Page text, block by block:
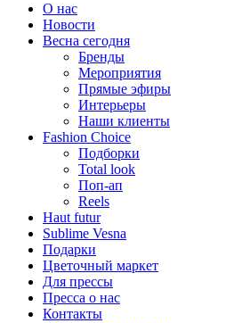
О нас
Новости
Весна сегодня
Бренды
Меро­приятия
Прямые эфиры
Интерьеры
Наши клиенты
Fashion Choice
Подборки
Total look
Поп-ап
Reels
Haut futur
Sublime Vesna
Подарки
Цветочный маркет
Для прессы
Пресса о нас
Контакты